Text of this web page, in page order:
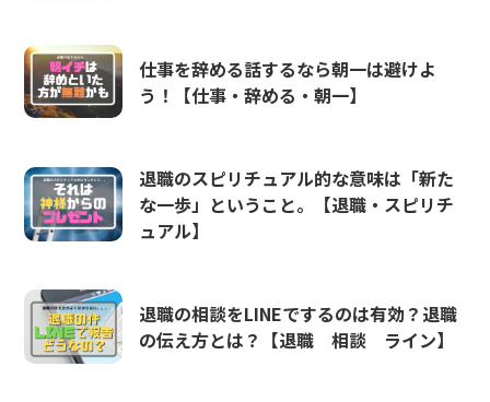
仕事を辞める話するなら朝一は避けよ
う！【仕事・辞める・朝一】
退職のスピリチュアル的な意味は「新た
な一歩」ということ。【退職・スピリチ
ュアル】
退職の相談をLINEでするのは有効？退職
の伝え方とは？【退職 相談 ライン】